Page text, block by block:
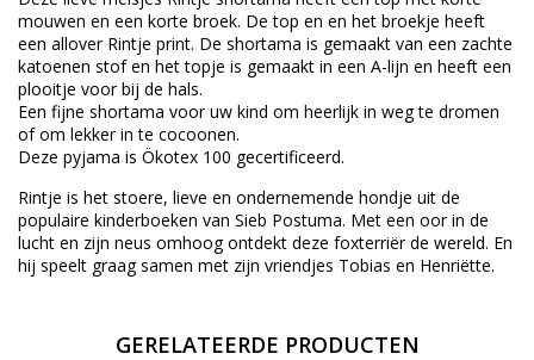
mouwen en een korte broek. De top en en het broekje heeft
een allover Rintje print. De shortama is gemaakt van een zachte
katoenen stof en het topje is gemaakt in een A-lijn en heeft een
plooitje voor bij de hals.
Een fijne shortama voor uw kind om heerlijk in weg te dromen
of om lekker in te cocoonen.
Deze pyjama is Ökotex 100 gecertificeerd.
Rintje is het stoere, lieve en ondernemende hondje uit de
populaire kinderboeken van Sieb Postuma. Met een oor in de
lucht en zijn neus omhoog ontdekt deze foxterriër de wereld. En
hij speelt graag samen met zijn vriendjes Tobias en Henriëtte.
GERELATEERDE PRODUCTEN